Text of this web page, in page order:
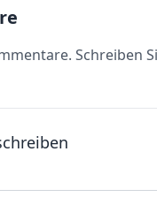
Schreiben